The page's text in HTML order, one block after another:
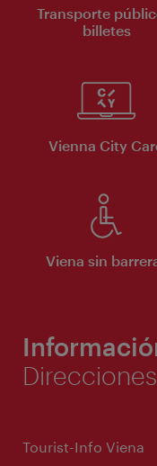
Transporte
billetes
Vienna City
Viena sin
Tourist-Info Viena